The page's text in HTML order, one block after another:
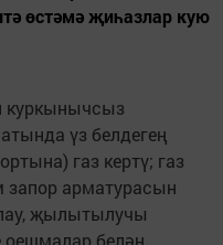
өстәмә җиһазлар кую
куркынычсыз
үз белдегең
газ кертү; газ
арматурасын
җылытылучы